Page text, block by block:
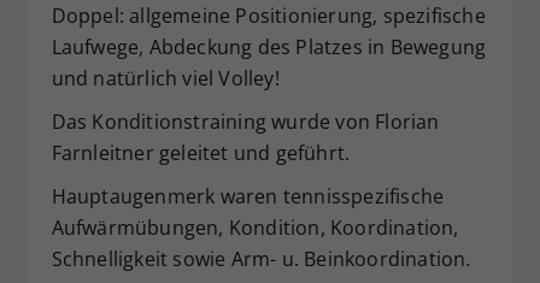
Doppel: allgemeine Positionierung, spezifische
Laufwege, Abdeckung des Platzes in Bewegung
und natürlich viel Volley!
Das Konditionstraining wurde von Florian
Farnleitner geleitet und geführt.
Hauptaugenmerk waren tennisspezifische
Aufwärmübungen, Kondition, Koordination,
Schnelligkeit sowie Arm- u. Beinkoordination.